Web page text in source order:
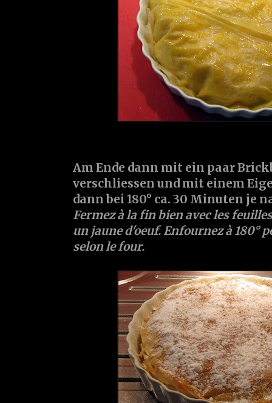
Am Ende dann mit ein paar
verschliessen und mit einem
dann bei 180° ca. 30 Minuten je
Fermez à la fin bien avec les
un jaune d'oeuf. Enfournez à 180°
selon le four.